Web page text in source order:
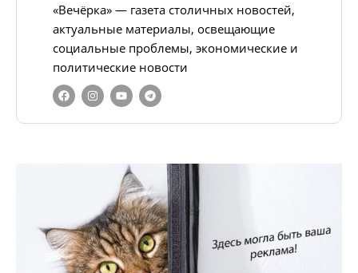
«Вечёрка» — газета столичных новостей,
актуальные материалы, освещающие
социальные проблемы, экономические и
политические новости